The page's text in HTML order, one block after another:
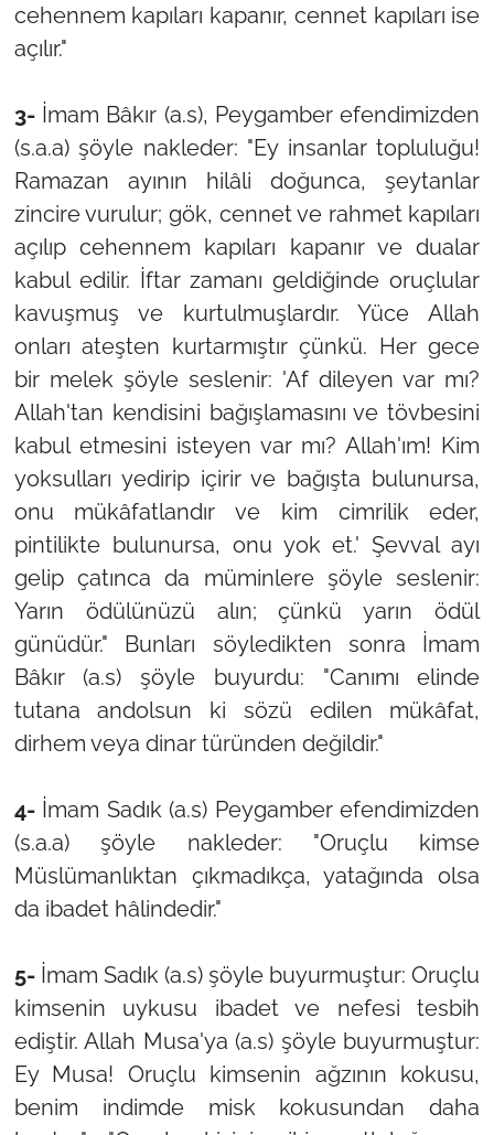
cehennem kapıları kapanır, cennet kapıları ise
açılır."
3- İmam Bâkır (a.s), Peygamber efendimizden
(s.a.a) şöyle nakleder: "Ey insanlar topluluğu!
Ramazan ayının hilâli doğunca, şeytanlar
zincire vurulur; gök, cennet ve rahmet kapıları
açılıp cehennem kapıları kapanır ve dualar
kabul edilir. İftar zamanı geldiğinde oruçlular
kavuşmuş ve kurtulmuşlardır. Yüce Allah
onları ateşten kurtarmıştır çünkü. Her gece
bir melek şöyle seslenir: 'Af dileyen var mı?
Allah'tan kendisini bağışlamasını ve tövbesini
kabul etmesini isteyen var mı? Allah'ım! Kim
yoksulları yedirip içirir ve bağışta bulunursa,
onu mükâfatlandır ve kim cimrilik eder,
pintilikte bulunursa, onu yok et.' Şevval ayı
gelip çatınca da müminlere şöyle seslenir:
Yarın ödülünüzü alın; çünkü yarın ödül
günüdür." Bunları söyledikten sonra İmam
Bâkır (a.s) şöyle buyurdu: "Canımı elinde
tutana andolsun ki sözü edilen mükâfat,
dirhem veya dinar türünden değildir."
4- İmam Sadık (a.s) Peygamber efendimizden
(s.a.a) şöyle nakleder: "Oruçlu kimse
Müslümanlıktan çıkmadıkça, yatağında olsa
da ibadet hâlindedir."
5-İmam Sadık (a.s) şöyle buyurmuştur: Oruçlu
kimsenin uykusu ibadet ve nefesi tesbih
ediştir. Allah Musa'ya (a.s) şöyle buyurmuştur:
Ey Musa! Oruçlu kimsenin ağzının kokusu,
benim indimde misk kokusundan daha